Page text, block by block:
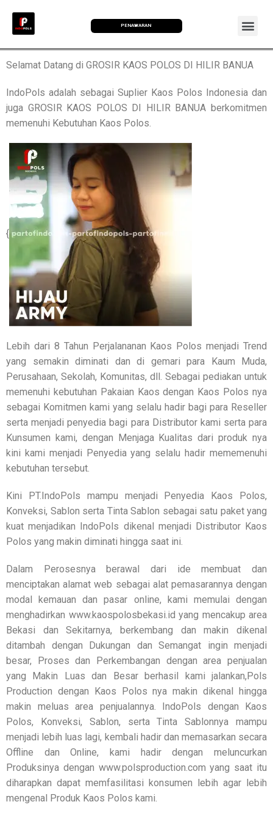
PENAWARAN
Selamat Datang di GROSIR KAOS POLOS DI HILIR BANUA
IndoPols adalah sebagai Suplier Kaos Polos Indonesia dan
juga GROSIR KAOS POLOS DI HILIR BANUA berkomitmen
memenuhi Kebutuhan Kaos Polos.
{
Lebih dari 8 Tahun Perjalananan Kaos Polos menjadi Trend
yang semakin diminati dan di gemari para Kaum Muda,
Perusahaan, Sekolah, Komunitas, dll. Sebagai pediakan untuk
memenuhi kebutuhan Pakaian Kaos dengan Kaos Polos nya
sebagai Komitmen kami yang selalu hadir bagi para Reseller
serta menjadi penyedia bagi para Distributor kami serta para
Kunsumen kami, dengan Menjaga Kualitas dari produk nya
kini kami menjadi Penyedia yang selalu hadir mememenuhi
kebutuhan tersebut.
Kini PT.IndoPols mampu menjadi Penyedia Kaos Polos,
Konveksi, Sablon serta Tinta Sablon sebagai satu paket yang
kuat menjadikan IndoPols dikenal menjadi Distributor Kaos
Polos yang makin diminati hingga saat ini.
Dalam Perosesnya berawal dari ide membuat dan
menciptakan alamat web sebagai alat pemasarannya dengan
modal kemauan dan pasar online, kami memulai dengan
menghadirkan www.kaospolosbekasi.id yang mencakup area
Bekasi dan Sekitarnya, berkembang dan makin dikenal
ditambah dengan Dukungan dan Semangat ingin menjadi
besar, Proses dan Perkembangan dengan area penjualan
yang Makin Luas dan Besar berhasil kami jalankan,Pols
Production dengan Kaos Polos nya makin dikenal hingga
makin meluas area penjualannya. IndoPols dengan Kaos
Polos, Konveksi, Sablon, serta Tinta Sablonnya mampu
menjadi lebih luas lagi, kembali hadir dan memasarkan secara
Offline dan Online, kami hadir dengan meluncurkan
Produksinya dengan www.polsproduction.com yang saat itu
diharapkan dapat memfasilitasi konsumen lebih agar lebih
mengenal Produk Kaos Polos kami.